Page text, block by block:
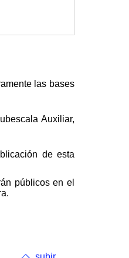
las bases
Auxiliar,
de esta
públicos en el